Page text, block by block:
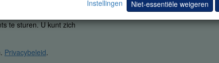
Instellingen
Niet-essentiële weigeren
bijkomende informatie
te sturen. U kunt zich
Privacybeleid.